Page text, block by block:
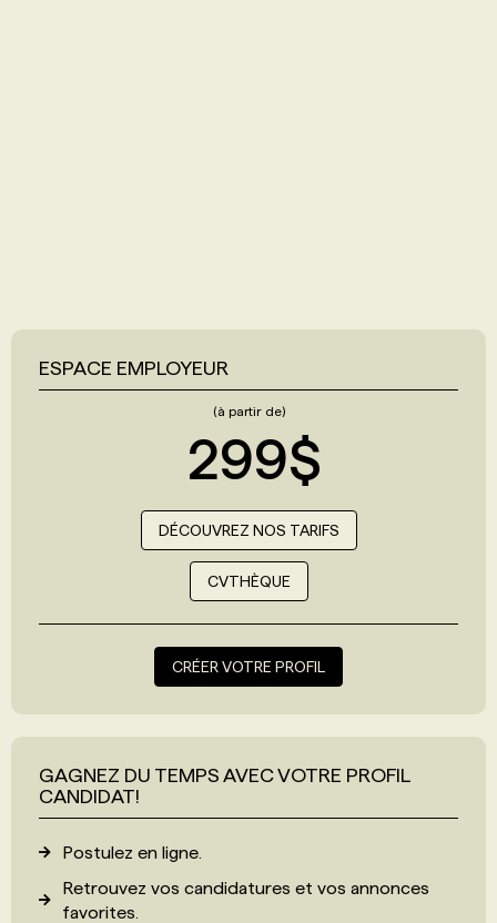
ESPACE EMPLOYEUR
(à partir de)
299$
DÉCOUVREZ NOS TARIFS
CVTHÈQUE
CRÉER VOTRE PROFIL
GAGNEZ DU TEMPS AVEC VOTRE PROFIL
CANDIDAT!
Postulez en ligne.
Retrouvez vos candidatures et vos annonces
favorites.